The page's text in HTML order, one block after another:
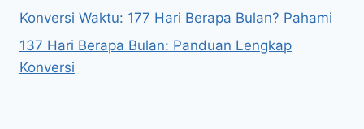
Konversi Waktu: 177 Hari Berapa Bulan? Pahami
137 Hari Berapa Bulan: Panduan Lengkap
Konversi